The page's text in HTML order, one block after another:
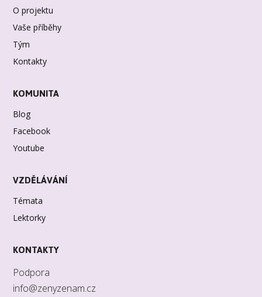
O projektu
Vaše příběhy
Tým
Kontakty
KOMUNITA
Blog
Facebook
Youtube
VZDĚLÁVÁNÍ
Témata
Lektorky
KONTAKTY
Podpora
info@zenyzenam.cz